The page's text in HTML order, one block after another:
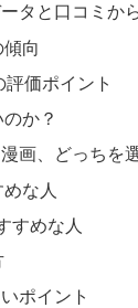
タと口コミか
向
価ポイント
か？
画、どっちを
な人
すめな人
ポイント